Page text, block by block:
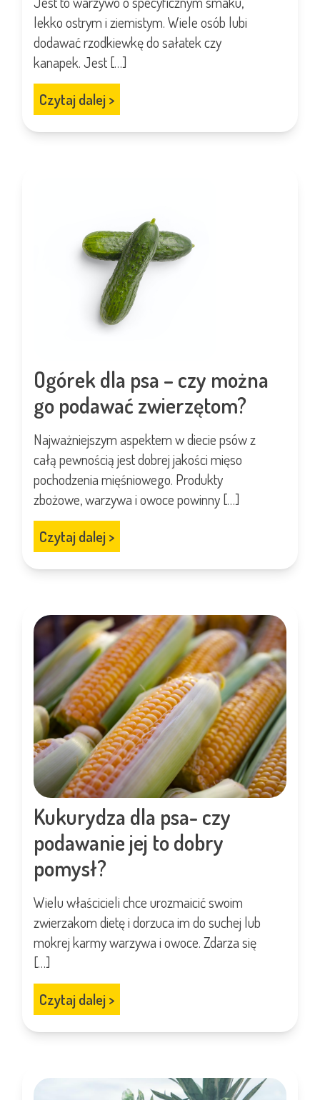
lekko ostrym i ziemistym. Wiele osób lubi
dodawać rzodkiewkę do sałatek czy
kanapek. Jest […]
Czytaj dalej >
Ogórek dla psa – czy można
go podawać zwierzętom?
Najważniejszym aspektem w diecie psów z
całą pewnością jest dobrej jakości mięso
pochodzenia mięśniowego. Produkty
zbożowe, warzywa i owoce powinny […]
Czytaj dalej >
Kukurydza dla psa- czy
podawanie jej to dobry
pomysł?
Wielu właścicieli chce urozmaicić swoim
zwierzakom dietę i dorzuca im do suchej lub
mokrej karmy warzywa i owoce. Zdarza się
[…]
Czytaj dalej >